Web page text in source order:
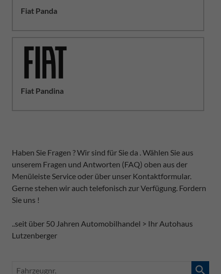
Fiat Panda
Fiat Pandina
Haben Sie Fragen ? Wir sind für Sie da . Wählen Sie aus
unserem Fragen und Antworten (FAQ) oben aus der
Menüleiste Service oder über unser Kontaktformular.
Gerne stehen wir auch telefonisch zur Verfügung. Fordern
Sie uns !
..seit über 50 Jahren Automobilhandel > Ihr Autohaus
Lutzenberger
Fahrzeugnr.